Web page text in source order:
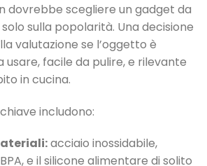
dovrebbe scegliere un gadget da
sulla popolarità. Una decisione
valutazione se l’oggetto è
usare, facile da pulire, e rilevante
in cucina.
includono:
acciaio inossidabile,
e il silicone alimentare di solito